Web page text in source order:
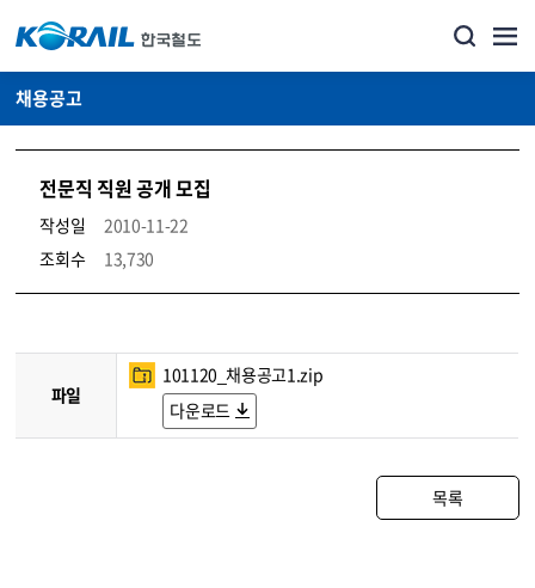
채용공고
전문직 직원 공개 모집
작성일
2010-11-22
조회수
13,730
코레일소개_경영공시_채용공고 상세보기 – 내용, 파일, 담당자 연락처로 구성
파일
101120_채용공고1.zip
다운로드
목록